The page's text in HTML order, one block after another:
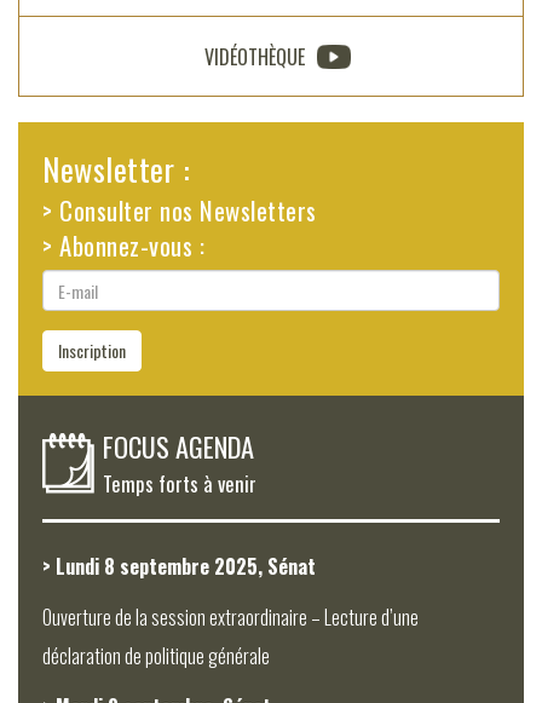
VIDÉOTHÈQUE
Newsletter :
> Consulter nos Newsletters
> Abonnez-vous :
E-
mail
Inscription
FOCUS AGENDA
Temps forts à venir
> Lundi 8 septembre 2025, Sénat
Ouverture de la session extraordinaire – Lecture d’une
déclaration de politique générale